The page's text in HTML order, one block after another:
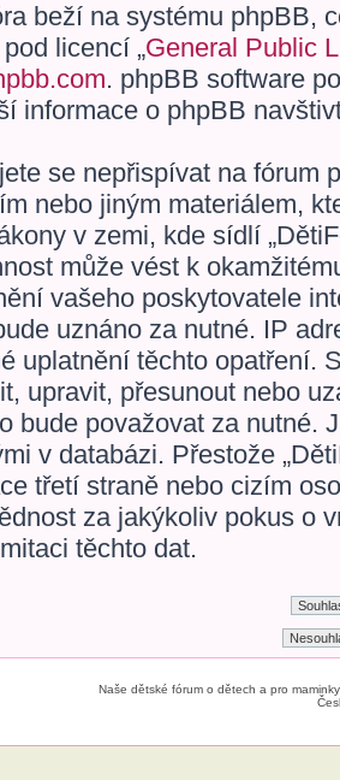
beží na systému phpBB,
licencí „General Public
. phpBB software
informace o phpBB
se nepřispívat na fórum
nebo jiným materiálem,
v zemi, kde sídlí
může vést k
vašeho poskytovatele
uznáno za nutné. IP
uplatnění těchto opatření.
upravit, přesunout nebo
bude považovat za nutné.
v databázi. Přestože
třetí straně nebo cizím
za jakýkoliv pokus o
těchto dat.
Naše dětské fórum o dětech a pro